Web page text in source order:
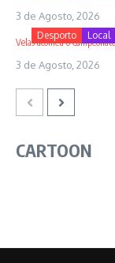
3 de Agosto, 2026
Desporto Local
Velas acolheu o
3 de Agosto, 2026
CARTOON